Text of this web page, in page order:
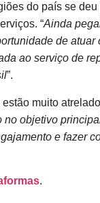
do país se
“Ainda
de atuar
ao serviço de
”.
muito
objetivo
e fazer
.